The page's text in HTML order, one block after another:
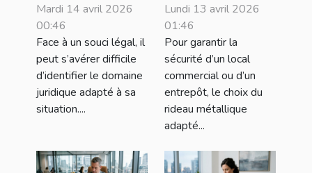
domaine
juridique pour
votre problème
légal ?
Mardi 14 avril 2026
00:46
Face à un souci légal, il
peut s’avérer difficile
d’identifier le domaine
juridique adapté à sa
situation....
rideau
métallique
adapté à vos
besoins de
sécurité ?
Lundi 13 avril 2026
01:46
Pour garantir la
sécurité d’un local
commercial ou d’un
entrepôt, le choix du
rideau métallique
adapté...